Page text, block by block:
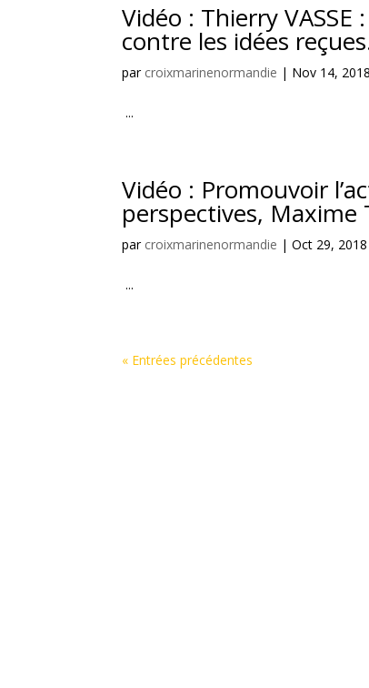
Vidéo : Thierry
contre les idées
par croixmarinenormandie | Nov 14, 2018
...
Vidéo : Promouvoir
perspectives, Maxime
par croixmarinenormandie |Oct 29, 2018
...
« Entrées précédentes